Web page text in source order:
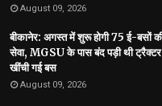
August 09, 2026
बीकानेर: अगस्त में शुरू होगी 75 ई-बसों
सेवा, MGSU के पास बंद पड़ी थी
खींची गई बस
August 09, 2026